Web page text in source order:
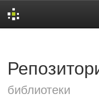
библиотеки